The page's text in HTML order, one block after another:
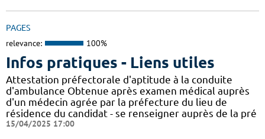
PAGES
relevance: 100%
Infos pratiques - Liens utiles
Attestation préfectorale d'aptitude à la conduite
d'ambulance Obtenue après examen médical auprès
d'un médecin agrée par la préfecture du lieu de
résidence du candidat - se renseigner auprès de la pré
15/04/2025 17:00